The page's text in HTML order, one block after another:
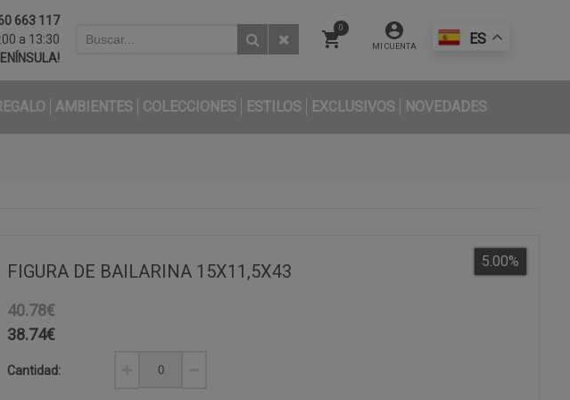
663 117
a 13:30
ES
MI CUENTA
0
AMBIENTES COLECCIONES ESTILOS EXCLUSIVOS NOVEDADES
FIGURA DE BAILARINA 15X11,5X43
40.78€
5.00%
38.74€
Cantidad: